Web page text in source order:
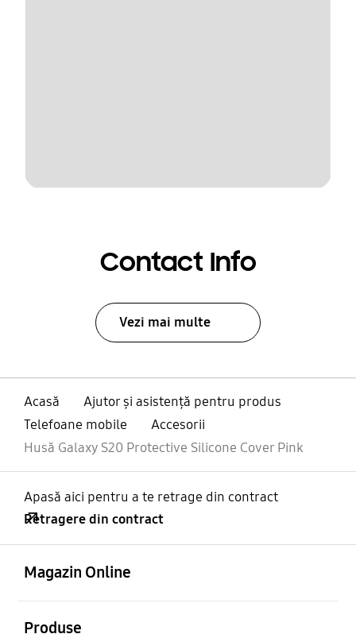
Contact Info
Vezi mai multe
Acasă
Ajutor și asistență pentru produs
Telefoane mobile
Accesorii
Husă Galaxy S20 Protective Silicone Cover Pink
Apasă aici pentru a te retrage din contract
Retragere din contract
Magazin Online
Produse